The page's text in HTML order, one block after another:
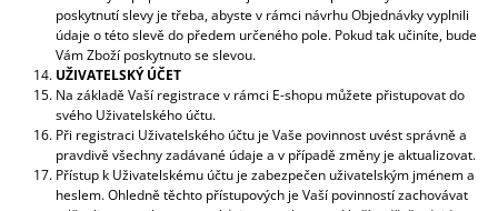
poskytnutí slevy je třeba, abyste v rámci návrhu Objednávky vyplnili
údaje o této slevě do předem určeného pole. Pokud tak učiníte, bude
Vám Zboží poskytnuto se slevou.
UŽIVATELSKÝ ÚČET
Na základě Vaší registrace v rámci E-shopu můžete přistupovat do
svého Uživatelského účtu.
Při registraci Uživatelského účtu je Vaše povinnost uvést správně a
pravdivě všechny zadávané údaje a v případě změny je aktualizovat.
Přístup k Uživatelskému účtu je zabezpečen uživatelským jménem a
heslem. Ohledně těchto přístupových je Vaší povinností zachovávat